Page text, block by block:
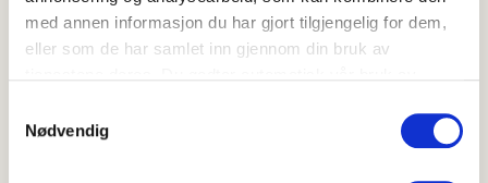
med annen informasjon du har gjort tilgjengelig for dem,
eller som de har samlet inn gjennom din bruk av
Nødvendig
nok jern og vitamin D.
Er du veganer har du ingen naturlige kilder til vitamin
B12 i kostholdet og må ta tilskudd eller velge
Veganere bør også ha ekstra fokus på å få i seg nok
kalsium, jern og jod.